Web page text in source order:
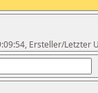
Ersteller/Letzter